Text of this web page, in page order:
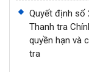
Quyết định số
Thanh tra
quyền hạn và
tra